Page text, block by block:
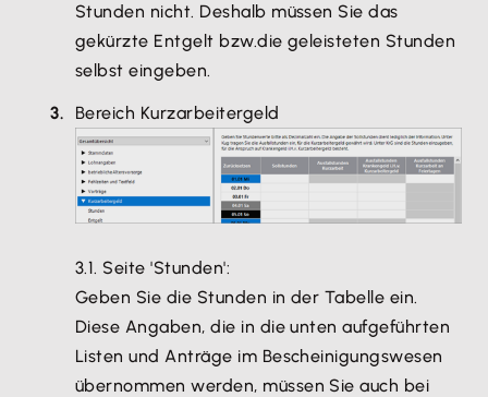
Kurzarbeitergeld frühestens von dem
Kalendermonat an, in dem die Anzeige über den
Arbeitsausfall eingegangen ist (§ 99 Abs. 2 SGB III).
Das gilt auch dann, wenn Kurzarbeit aus einem
entschuldbaren Grund nicht rechtzeitig angezeigt
wurde. Wenn in Ihrem Betrieb z. B. im Monat
Dezember Kurzarbeit abgerechnet werden soll,
haben Sie bis zum31.12.Zeit den Antrag
Dabei sind die amtlichen Vordrucke zu verwenden.
Eine telefonische oder persönlich mündlich
Stunden nicht. Deshalb müssen Sie das
gekürzte Entgelt bzw.die geleisteten Stunden
selbst eingeben.
Bereich Kurzarbeitergeld
3.1. Seite 'Stunden':
Geben Sie die Stunden in der Tabelle ein.
Diese Angaben, die in die unten aufgeführten
Listen und Anträge im Bescheinigungswesen
übernommen werden, müssen Sie auch bei